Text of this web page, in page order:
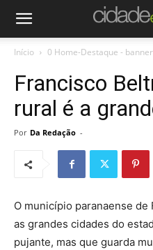
Início 0 Home-Destaque -
Francisco
rural é a
Por Da Redação -
O município paranaense
as grandes cidades do
pujante, mas que guarda